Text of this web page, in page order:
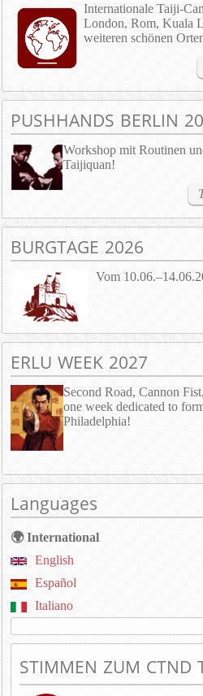
Internationale Taiji-
London, Rom, Kuala
weiteren schönen
PUSHHANDS BERLIN
Workshop mit Routinen
Taijiquan!
BURGTAGE 2026
Vom
ERLU WEEK 2027
Second Road, Cannon
one week dedicated to
Philadelphia!
Languages
🌍 International
English
Español
Italiano
STIMMEN ZUM CTND